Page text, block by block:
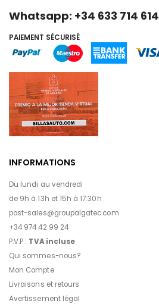
Whatsapp: +34 633 714 614
PAIEMENT SÉCURISÉ
INFORMATIONS
Du lundi au vendredi
de 9h à 13h et 15h à 17:30h
post-sales@groupalgatec.com
+34 974 42 99 24
P.V.P : TVA incluse
Qui sommes-nous?
Mon Compte
Livraisons et retours
Avertissement légal